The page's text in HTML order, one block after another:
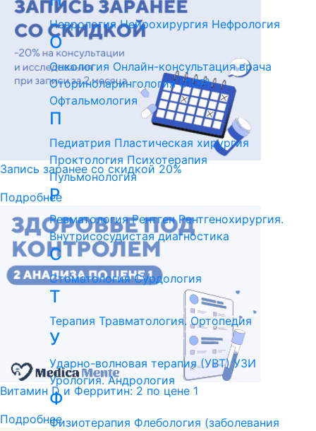
Запись заранее со скидкой 20%
Подробнее
Витамин D и Ферритин: 2 по цене 1
Подробнее
Неврология Нейрохирургия Нефрология
О
Онкология Онлайн-консультация врача
Оториноларингология (ЛОР)
Офтальмология
П
Педиатрия Пластическая хирургия
Проктология Психотерапия
Пульмонология
Р
Ревматология Рентген Рентгенохирургия.
Внутрисосудистая диагностика
С
Стоматология Сурдология
Т
Терапия Травматология. Ортопедия
У
Ударно-волновая терапия (УВТ) УЗИ
Урология. Андрология
Ф
Физиотерапия Флебология (заболевания